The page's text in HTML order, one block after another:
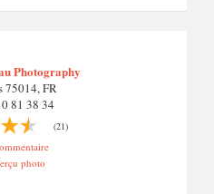
Photography
75014, FR
81 38 34
(21)
photo